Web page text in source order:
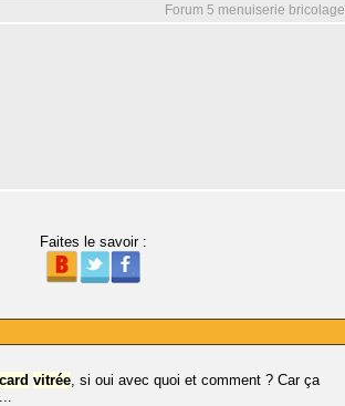
Forum 5 menuiserie bricolage
Faites le savoir :
vitrée, si oui avec quoi et comment ? Car ça